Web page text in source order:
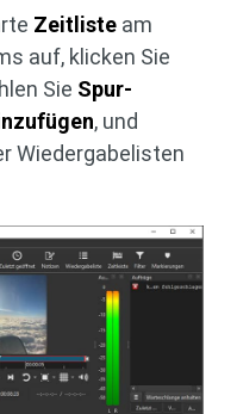
Zeitliste am
auf, klicken Sie
Sie Spur-
, und
Wiedergabelisten